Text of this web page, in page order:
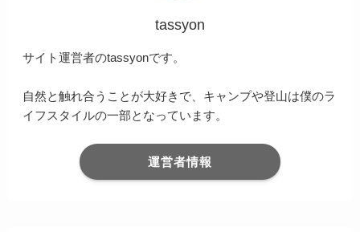
tassyon
サイト運営者のtassyonです。
自然と触れ合うことが大好きで、キャンプや登山は僕のラ
イフスタイルの一部となっています。
運営者情報